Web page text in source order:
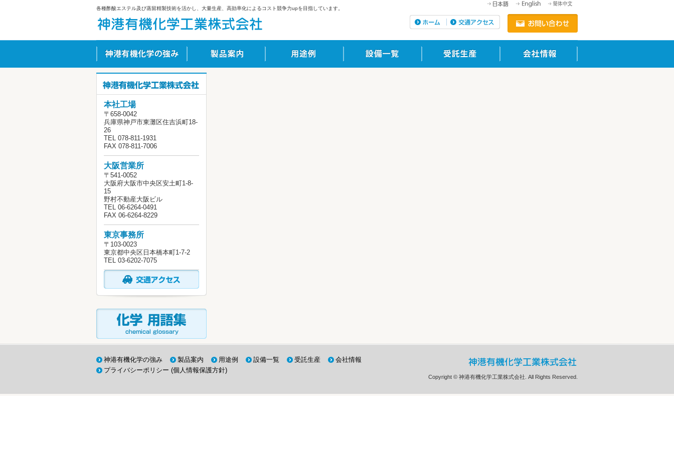
各種酢酸エステル及び蒸留精製技術を活かし、大量生産、高効率化によるコスト競争力upを目指しています。
本社工場
〒658-0042
兵庫県神戸市東灘区住吉浜町18-
26
TEL 078-811-1931
FAX 078-811-7006
大阪営業所
〒541-0052
大阪府大阪市中央区安土町1-8-
15
野村不動産大阪ビル
TEL 06-6264-0491
FAX 06-6264-8229
東京事務所
〒103-0023
東京都中央区日本橋本町1-7-2
TEL 03-6202-7075
神港有機化学の強み 製品案内 用途例 設備一覧 受託生産
会社情報
プライバシーポリシー (個人情報保護方針)
Copyright © 神港有機化学工業株式会社. All Rights Reserved.